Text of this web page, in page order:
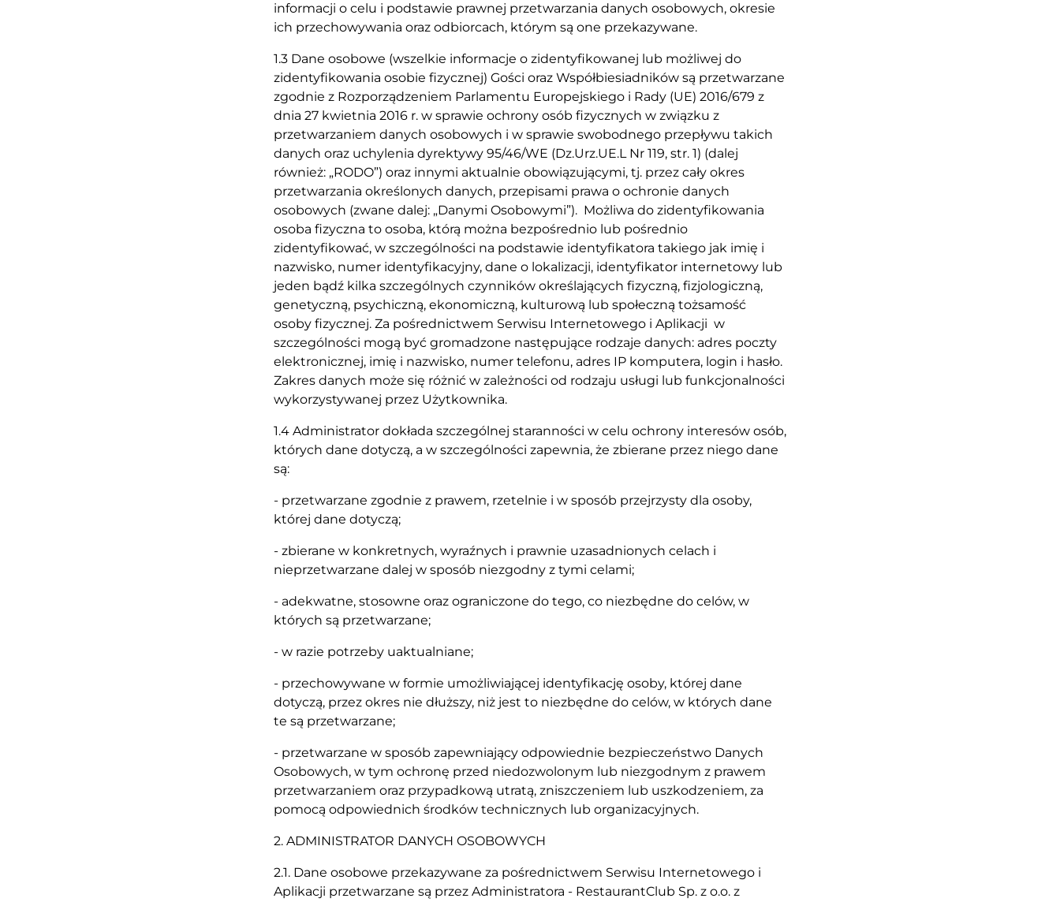
informacji o celu i podstawie prawnej przetwarzania danych osobowych, okresie
ich przechowywania oraz odbiorcach, którym są one przekazywane.
1.3 Dane osobowe (wszelkie informacje o zidentyfikowanej lub możliwej do
zidentyfikowania osobie fizycznej) Gości oraz Współbiesiadników są przetwarzane
zgodnie z Rozporządzeniem Parlamentu Europejskiego i Rady (UE) 2016/679 z
dnia 27 kwietnia 2016 r. w sprawie ochrony osób fizycznych w związku z
przetwarzaniem danych osobowych i w sprawie swobodnego przepływu takich
danych oraz uchylenia dyrektywy 95/46/WE (Dz.Urz.UE.L Nr 119, str. 1) (dalej
również: „RODO”) oraz innymi aktualnie obowiązującymi, tj. przez cały okres
przetwarzania określonych danych, przepisami prawa o ochronie danych
osobowych (zwane dalej: „Danymi Osobowymi”). Możliwa do zidentyfikowania
osoba fizyczna to osoba, którą można bezpośrednio lub pośrednio
zidentyfikować, w szczególności na podstawie identyfikatora takiego jak imię i
nazwisko, numer identyfikacyjny, dane o lokalizacji, identyfikator internetowy lub
jeden bądź kilka szczególnych czynników określających fizyczną, fizjologiczną,
genetyczną, psychiczną, ekonomiczną, kulturową lub społeczną tożsamość
osoby fizycznej. Za pośrednictwem Serwisu Internetowego i Aplikacji w
szczególności mogą być gromadzone następujące rodzaje danych: adres poczty
elektronicznej, imię i nazwisko, numer telefonu, adres IP komputera, login i hasło.
Zakres danych może się różnić w zależności od rodzaju usługi lub funkcjonalności
wykorzystywanej przez Użytkownika.
1.4 Administrator dokłada szczególnej staranności w celu ochrony interesów osób,
których dane dotyczą, a w szczególności zapewnia, że zbierane przez niego dane
są:
- przetwarzane zgodnie z prawem, rzetelnie i w sposób przejrzysty dla osoby,
której dane dotyczą;
- zbierane w konkretnych, wyraźnych i prawnie uzasadnionych celach i
nieprzetwarzane dalej w sposób niezgodny z tymi celami;
- adekwatne, stosowne oraz ograniczone do tego, co niezbędne do celów, w
których są przetwarzane;
- w razie potrzeby uaktualniane;
- przechowywane w formie umożliwiającej identyfikację osoby, której dane
dotyczą, przez okres nie dłuższy, niż jest to niezbędne do celów, w których dane
te są przetwarzane;
- przetwarzane w sposób zapewniający odpowiednie bezpieczeństwo Danych
Osobowych, w tym ochronę przed niedozwolonym lub niezgodnym z prawem
przetwarzaniem oraz przypadkową utratą, zniszczeniem lub uszkodzeniem, za
pomocą odpowiednich środków technicznych lub organizacyjnych.
2. ADMINISTRATOR DANYCH OSOBOWYCH
2.1. Dane osobowe przekazywane za pośrednictwem Serwisu Internetowego i
Aplikacji przetwarzane są przez Administratora - RestaurantClub Sp. z o.o. z